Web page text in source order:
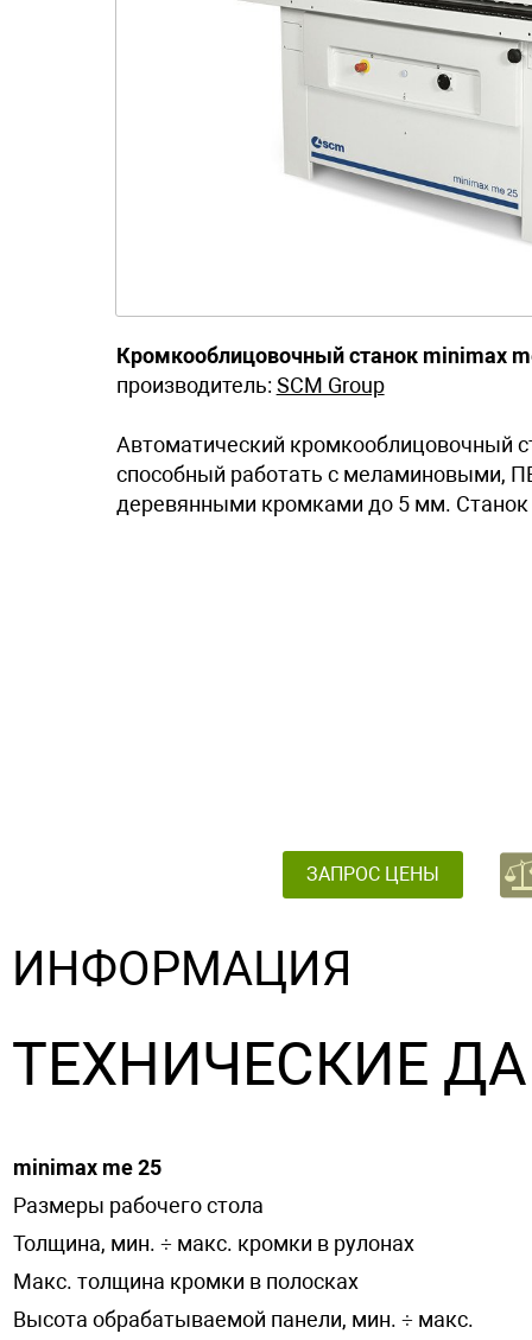
Кромкооблицовочный станок minimax
производитель: SCM Group
Автоматический кромкооблицовочный
способный работать с меламиновыми,
деревянными кромками до 5 мм. Станок
ЗАПРОС ЦЕНЫ
ИНФОРМАЦИЯ
ТЕХНИЧЕСКИЕ
minimax me 25
Размеры рабочего стола
Толщина, мин. ÷ макс. кромки в рулонах
Макс. толщина кромки в полосках
Высота обрабатываемой панели, мин. ÷ макс.